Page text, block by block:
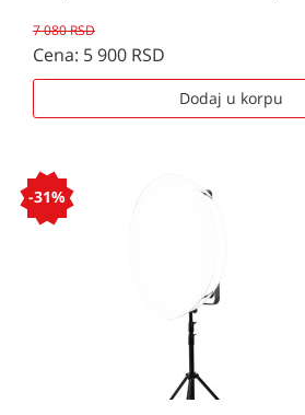
7 080 RSD
Cena: 5 900 RSD
Dodaj u korpu
-31%